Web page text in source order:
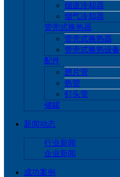
烟道冷却器
烟气冷却器
管壳式换热器
管壳式换热器
管壳式换热设备
配件
翅片管
热管
钉头管
储罐
新闻动态
行业新闻
企业新闻
成功案例